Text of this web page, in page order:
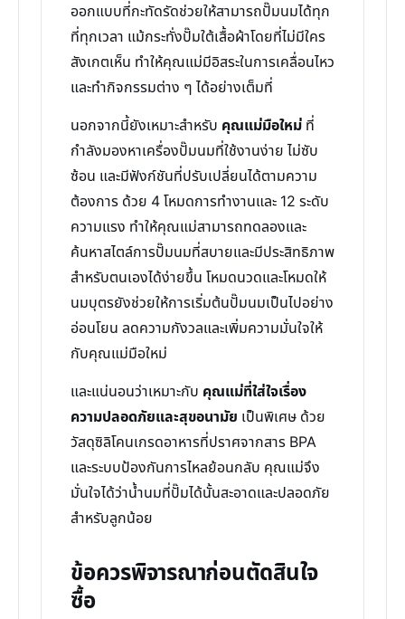
ออกแบบที่กะทัดรัดช่วยให้สามารถปั๊มนมได้ทุก
ที่ทุกเวลา แม้กระทั่งปั๊มใต้เสื้อผ้าโดยที่ไม่มีใคร
สังเกตเห็น ทำให้คุณแม่มีอิสระในการเคลื่อนไหว
และทำกิจกรรมต่าง ๆ ได้อย่างเต็มที่
นอกจากนี้ยังเหมาะสำหรับ คุณแม่มือใหม่ ที่
กำลังมองหาเครื่องปั๊มนมที่ใช้งานง่าย ไม่ซับ
ซ้อน และมีฟังก์ชันที่ปรับเปลี่ยนได้ตามความ
ต้องการ ด้วย 4 โหมดการทำงานและ 12 ระดับ
ความแรง ทำให้คุณแม่สามารถทดลองและ
ค้นหาสไตล์การปั๊มนมที่สบายและมีประสิทธิภาพ
สำหรับตนเองได้ง่ายขึ้น โหมดนวดและโหมดให้
นมบุตรยังช่วยให้การเริ่มต้นปั๊มนมเป็นไปอย่าง
อ่อนโยน ลดความกังวลและเพิ่มความมั่นใจให้
กับคุณแม่มือใหม่
และแน่นอนว่าเหมาะกับ คุณแม่ที่ใส่ใจเรื่อง
ความปลอดภัยและสุขอนามัย เป็นพิเศษ ด้วย
วัสดุซิลิโคนเกรดอาหารที่ปราศจากสาร BPA
และระบบป้องกันการไหลย้อนกลับ คุณแม่จึง
มั่นใจได้ว่าน้ำนมที่ปั๊มได้นั้นสะอาดและปลอดภัย
สำหรับลูกน้อย
ข้อควรพิจารณาก่อนตัดสินใจ
ซื้อ